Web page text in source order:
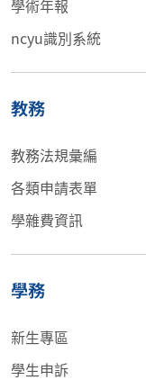
學術年報
ncyu識別系統
教務
教務法規彙編
各類申請表單
學雜費資訊
學務
新生專區
學生申訴